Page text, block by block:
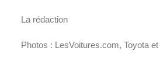
La rédaction
Photos : LesVoitures.com, Toyota et